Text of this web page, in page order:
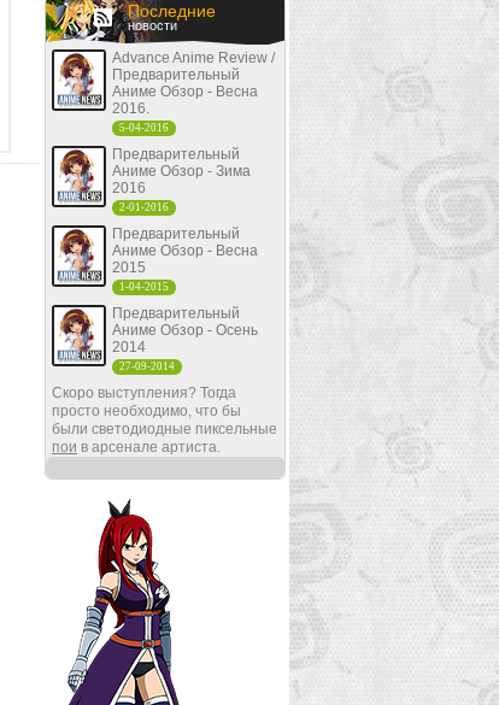
Последние
новости
Advance Anime Review /
Предварительный
Аниме Обзор - Весна
2016.
5-04-2016
Предварительный
Аниме Обзор - Зима
2016
2-01-2016
Предварительный
Аниме Обзор - Весна
2015
1-04-2015
Предварительный
Аниме Обзор - Осень
2014
27-09-2014
Скоро выступления? Тогда
просто необходимо, что бы
были светодиодные пиксельные
пои в арсенале артиста.